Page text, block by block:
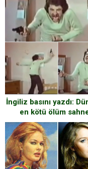
İngiliz basını yazdı:
en kötü ölüm
Türkiye’den